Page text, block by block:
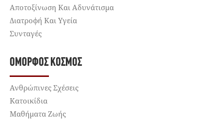
Αποτοξίνωση Και Αδυνάτισμα
Διατροφή Και Υγεία
Συνταγές
ΌΜΟΡΦΟΣ ΚΌΣΜΟΣ
Ανθρώπινες Σχέσεις
Κατοικίδια
Μαθήματα Ζωής